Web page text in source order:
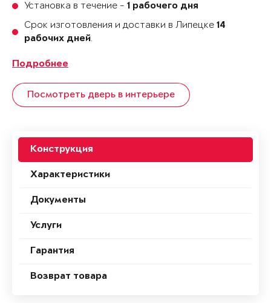
Установка в течение - 1 рабочего дня
Срок изготовления и доставки в Липецке 14
рабочих дней.
Подробнее
Посмотреть дверь в интерьере
Конструкция
Характеристики
Документы
Услуги
Гарантия
Возврат товара